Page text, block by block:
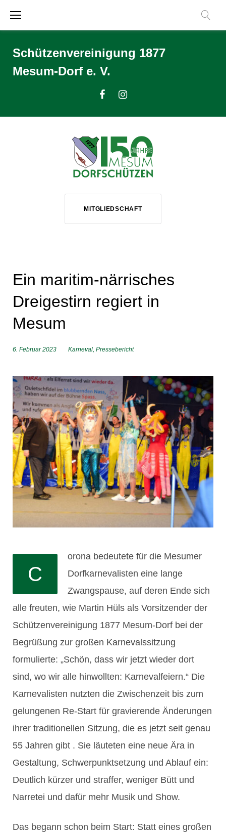
Schützenvereinigung 1877
Mesum-Dorf e. V.
MITGLIEDSCHAFT
Ein maritim-närrisches
Dreigestirn regiert in
Mesum
6. Februar 2023 Karneval, Pressebericht
C
orona bedeutete für die Mesumer
Dorfkarnevalisten eine lange
Zwangspause, auf deren Ende sich
alle freuten, wie Martin Hüls als Vorsitzender der
Schützenvereinigung 1877 Mesum-Dorf bei der
Begrüßung zur großen Karnevalssitzung
formulierte: „Schön, dass wir jetzt wieder dort
sind, wo wir alle hinwollten: Karnevalfeiern.“ Die
Karnevalisten nutzten die Zwischenzeit bis zum
gelungenen Re-Start für gravierende Änderungen
ihrer traditionellen Sitzung, die es jetzt seit genau
55 Jahren gibt . Sie läuteten eine neue Ära in
Gestaltung, Schwerpunktsetzung und Ablauf ein:
Deutlich kürzer und straffer, weniger Bütt und
Narretei und dafür mehr Musik und Show.
Das begann schon beim Start: Statt eines großen